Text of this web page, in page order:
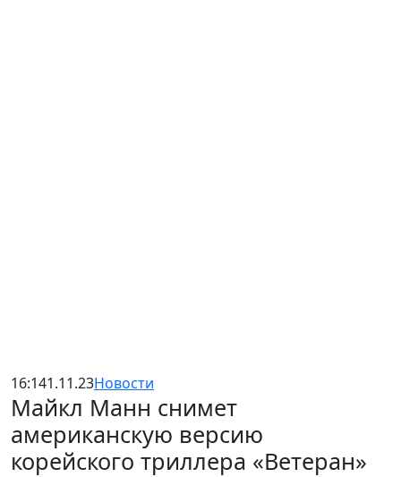
16:141.11.23Новости
Майкл Манн снимет
американскую версию
корейского триллера «Ветеран»